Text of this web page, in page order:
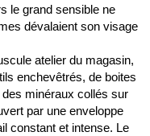
le grand sensible ne
dévalaient son visage
atelier du magasin,
enchevêtrés, de boites
minéraux collés sur
par une enveloppe
constant et intense. Le